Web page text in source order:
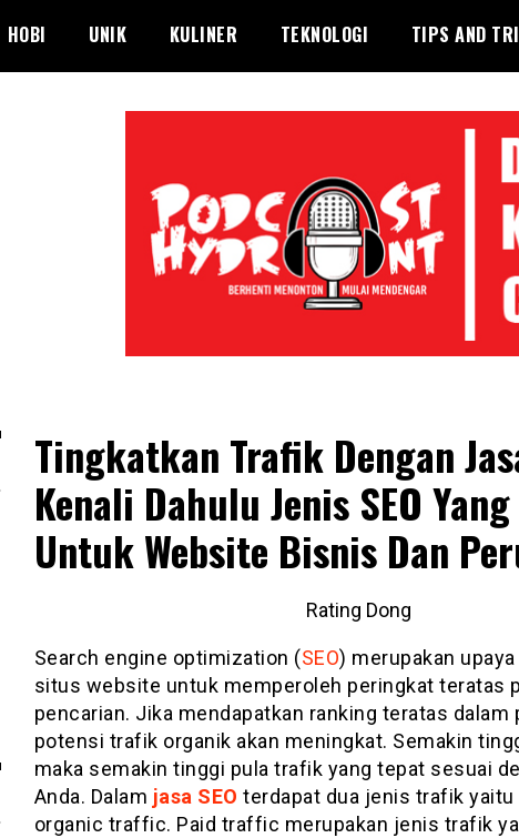
HOBI UNIK KULINER TEKNOLOGI TIPS AND
Tingkatkan Trafik Dengan
Kenali Dahulu Jenis SEO
Untuk Website Bisnis Dan
Rating Dong
Search engine optimization (SEO) merupakan
situs website untuk memperoleh peringkat teratas
pencarian. Jika mendapatkan ranking teratas dalam
potensi trafik organik akan meningkat. Semakin
maka semakin tinggi pula trafik yang tepat sesuai
Anda. Dalam jasa SEO terdapat dua jenis trafik
organic traffic. Paid traffic merupakan jenis trafik